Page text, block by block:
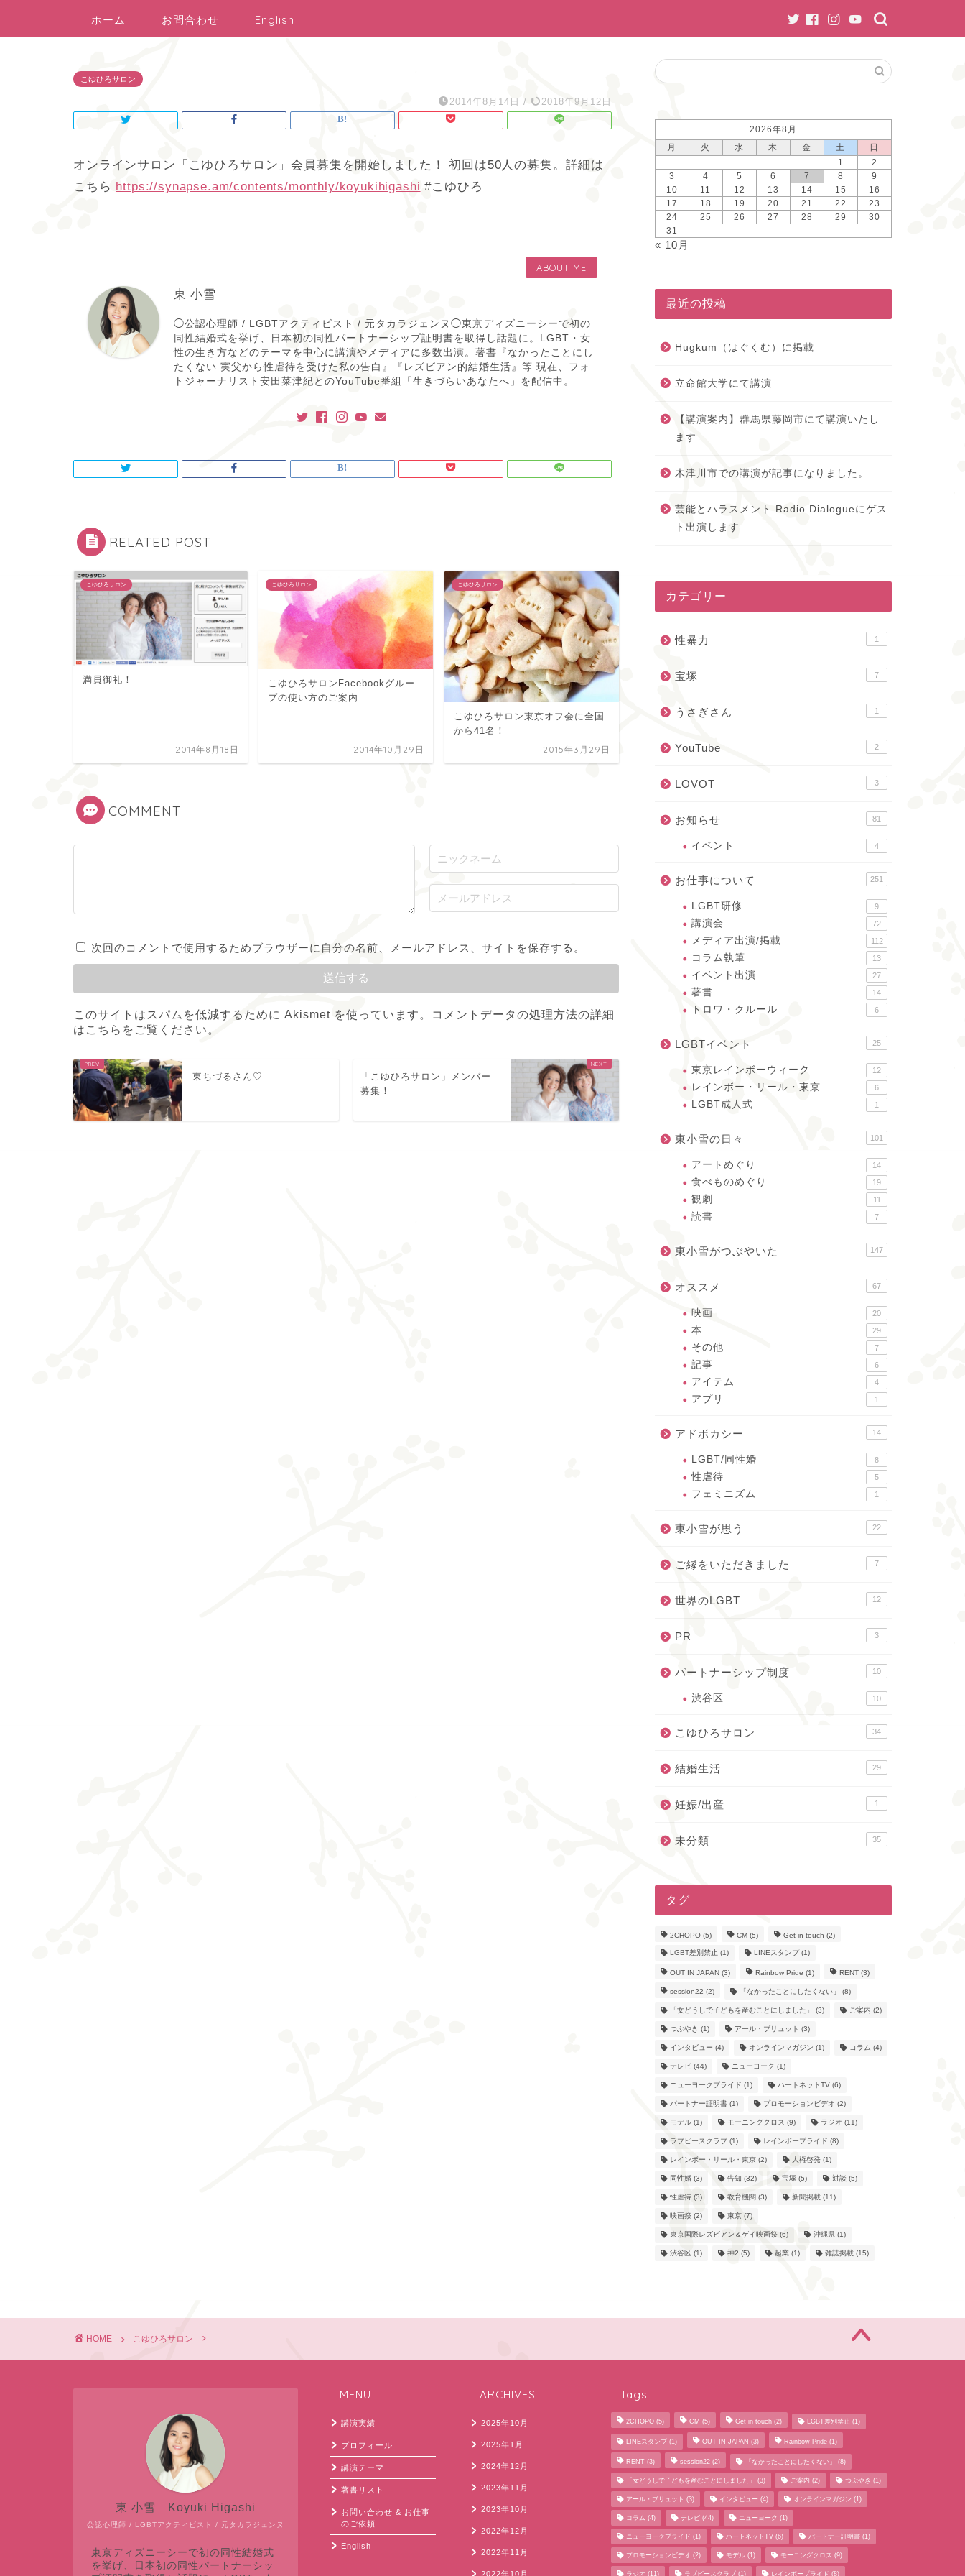
ホーム お問合わせ English
こゆひろサロン
2014年8月14日 / 2018年9月12日
オンラインサロン「こゆひろサロン」会員募集を開始しました！ 初回は50人の募集。詳細は
こちら https://synapse.am/contents/monthly/koyukihigashi #こゆひろ
ABOUT ME
東 小雪
◯公認心理師 / LGBTアクティビスト / 元タカラジェンヌ◯東京ディズニーシーで初の
同性結婚式を挙げ、日本初の同性パートナーシップ証明書を取得し話題に。LGBT・女
性の生き方などのテーマを中心に講演やメディアに多数出演。著書『なかったことにし
たくない 実父から性虐待を受けた私の告白』『レズビアン的結婚生活』等 現在、フォ
トジャーナリスト安田菜津紀とのYouTube番組「生きづらいあなたへ」を配信中。
RELATED POST
こゆひろサロン
満員御礼！
2014年8月18日
こゆひろサロン
こゆひろサロンFacebookグルー
プの使い方のご案内
2014年10月29日
こゆひろサロン
こゆひろサロン東京オフ会に全国
から41名！
2015年3月29日
COMMENT
次回のコメントで使用するためブラウザーに自分の名前、メールアドレス、サイトを保存する。
このサイトはスパムを低減するために Akismet を使っています。
コメントデータの処理方法の詳細
はこちらをご覧ください 。
東ちづるさん♡
「こゆひろサロン」メンバー
募集！
2026年8月
月
火 水 木 金 土
日
1
2
3
4 5 6 7 8
9
10
11 12 13 14 15
16
17
18 19 20 21 22
23
24
25 26 27 28 29
30
31
« 10月
最近の投稿
Hugkum（はぐくむ）に掲載
立命館大学にて講演
【講演案内】群馬県藤岡市にて講演いたし
ます
木津川市での講演が記事になりました。
芸能とハラスメント Radio Dialogueにゲス
ト出演します
カテゴリー
性暴力 1
宝塚 7
うさぎさん 1
YouTube 2
LOVOT 3
お知らせ 81
イベント 4
お仕事について 251
LGBT研修 9
講演会 72
メディア出演/掲載 112
コラム執筆 13
イベント出演 27
著書 14
トロワ・クルール 6
LGBTイベント 25
東京レインボーウィーク 12
レインボー・リール・東京 6
LGBT成人式 1
東小雪の日々 101
アートめぐり 14
食べものめぐり 19
観劇 11
読書 7
東小雪がつぶやいた 147
オススメ 67
映画 20
本 29
その他 7
記事 6
アイテム 4
アプリ 1
アドボカシー 14
LGBT/同性婚 8
性虐待 5
フェミニズム 1
東小雪が思う 22
ご縁をいただきました 7
世界のLGBT 12
PR 3
パートナーシップ制度 10
渋谷区 10
こゆひろサロン 34
結婚生活 29
妊娠/出産 1
未分類 35
タグ
2CHOPO(5) CM(5) Get in touch (2)
LGBT差別禁止 (1) LINEスタンプ(1)
OUT IN JAPAN(3) Rainbow Pride (1) RENT(3)
session22 (2) 「なかったことにしたくない」 (8)
「女どうしで子どもを産むことにしました」 (3) ご案内 (2)
つぶやき (1) アール・ブリュット (3)
インタビュー (4) オンラインマガジン (1) コラム (4)
テレビ(44) ニューヨーク (1)
ニューヨークプライド (1) ハートネットTV(6)
パートナー証明書(1) プロモーションビデオ (2)
モデル(1) モーニングクロス (9) ラジオ (11)
ラブピースクラブ(1) レインボープライド (8)
レインボー・リール・東京(2) 人権啓発(1)
同性婚(3) 告知 (32) 宝塚 (5) 対談 (5)
性虐待(3) 教育機関 (3) 新聞掲載(11)
映画祭(2) 東京(7)
東京国際レズビアン＆ゲイ映画祭(6) 沖縄県(1)
渋谷区(1) 神2 (5) 起業 (1) 雑誌掲載(15)
HOME こゆひろサロン
公認心理師 / LGBTアクティビスト / 元タカラジェンヌ
東 小雪 Koyuki Higashi
東京ディズニーシーで初の同性結婚式
を挙げ、日本初の同性パートナーシッ
MENU
講演実績
プロフィール
講演テーマ
著書リスト
お問い合わせ & お仕事
のご依頼
English
ARCHIVES
2025年10月
2025年1月
2024年12月
2023年11月
2023年10月
2022年12月
2022年11月
2022年10月
Tags
2CHOPO(5) CM (5) Get in touch(2) LGBT差別禁止 (1)
LINEスタンプ(1) OUT IN JAPAN (3) Rainbow Pride(1)
RENT(3) session22(2) 「なかったことにしたくない」 (8)
「女どうしで子どもを産むことにしました」 (3) ご案内 (2) つぶやき (1)
アール・ブリュット (3) インタビュー (4) オンラインマガジン (1)
コラム (4) テレビ(44) ニューヨーク (1)
ニューヨークプライド (1) ハートネットTV(6) パートナー証明書(1)
プロモーションビデオ (2) モデル(1) モーニングクロス (9)
ラジオ (11) ラブピースクラブ(1) レインボープライド (8)